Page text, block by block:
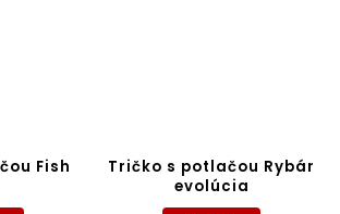
Fish
Tričko s potlačou Rybár
evolúcia